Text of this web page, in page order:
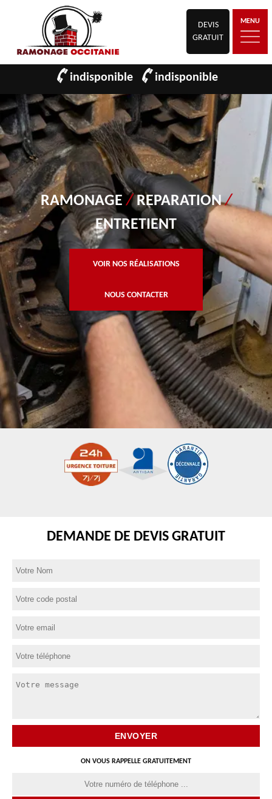
DEVIS
GRATUIT
MENU
indisponible indisponible
RAMONAGE/REPARATION/
ENTRETIENT
VOIR NOS RÉALISATIONS
NOUS CONTACTER
DEMANDE DE DEVIS GRATUIT
ON VOUS RAPPELLE GRATUITEMENT